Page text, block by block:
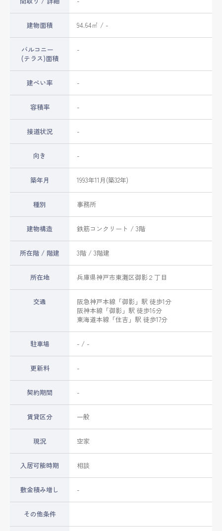
建物面積 94.64㎡ / -
バルコニー
(テラス)面積
-
建ぺい率 -
容積率 -
接道状況 -
向き -
築年月 1993年11月(築32年)
種別 事務所
建物構造 鉄筋コンクリート / 3階
所在階 / 階建 3階 / 3階建
所在地 兵庫県神戸市東灘区御影２丁目
交通 阪急神戸本線 「御影 」駅 徒歩1分
阪神本線 「御影 」駅 徒歩16分
東海道本線 「住吉 」駅 徒歩17分
駐車場 - / -
更新料 -
契約期間 -
賃貸区分 一般
現況 空家
入居可能時期 相談
敷金積み増し -
その他条件